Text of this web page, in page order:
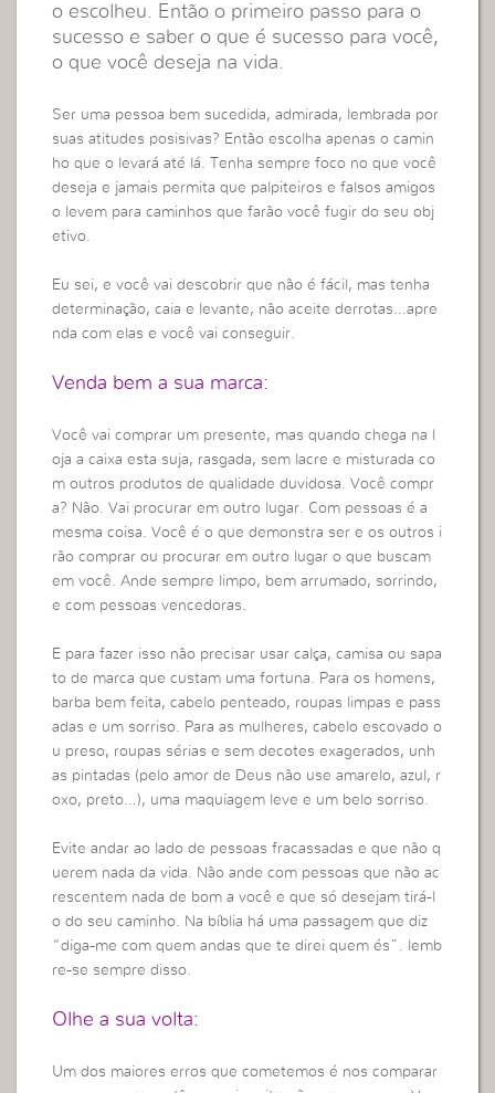
o escolheu. Então o primeiro passo para o
sucesso e saber o que é sucesso para você,
o que você deseja na vida.
Ser uma pessoa bem sucedida, admirada, lembrada por
suas atitudes posisivas? Então escolha apenas o camin
ho que o levará até lá. Tenha sempre foco no que você
deseja e jamais permita que palpiteiros e falsos amigos
o levem para caminhos que farão você fugir do seu obj
etivo.
Eu sei, e você vai descobrir que não é fácil, mas tenha
determinação, caia e levante, não aceite derrotas…apre
nda com elas e você vai conseguir.
Venda bem a sua marca:
Você vai comprar um presente, mas quando chega na l
oja a caixa esta suja, rasgada, sem lacre e misturada co
m outros produtos de qualidade duvidosa. Você compr
a? Não. Vai procurar em outro lugar. Com pessoas é a
mesma coisa. Você é o que demonstra ser e os outros i
rão comprar ou procurar em outro lugar o que buscam
em você. Ande sempre limpo, bem arrumado, sorrindo,
e com pessoas vencedoras.
E para fazer isso não precisar usar calça, camisa ou sapa
to de marca que custam uma fortuna. Para os homens,
barba bem feita, cabelo penteado, roupas limpas e pass
adas e um sorriso. Para as mulheres, cabelo escovado o
u preso, roupas sérias e sem decotes exagerados, unh
as pintadas (pelo amor de Deus não use amarelo, azul, r
oxo, preto…), uma maquiagem leve e um belo sorriso.
Evite andar ao lado de pessoas fracassadas e que não q
uerem nada da vida. Não ande com pessoas que não ac
rescentem nada de bom a você e que só desejam tirá-l
o do seu caminho. Na bíblia há uma passagem que diz
“diga-me com quem andas que te direi quem és”. lemb
re-se sempre disso.
Olhe a sua volta:
Um dos maiores erros que cometemos é nos comparar